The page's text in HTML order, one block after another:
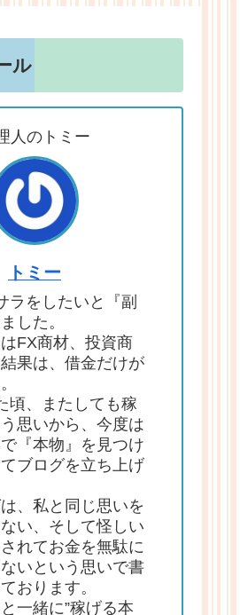
ル
人のトミー
トミー
ラをしたいと『副
した。
FX商材、投資商
果は、借金だけが
頃、またしても稼
思いから、今度は
『本物』を見つけ
ブログを立ち上げ
、私と同じ思いを
い、そして怪しい
れてお金を無駄に
いという思いで書
おります。
一緒に”稼げる本